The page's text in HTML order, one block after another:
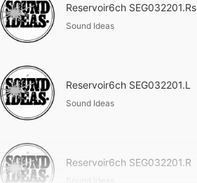
Reservoir6ch SEG032201.Rs
Sound Ideas
Reservoir6ch SEG032201.L
Sound Ideas
Reservoir6ch SEG032201.R